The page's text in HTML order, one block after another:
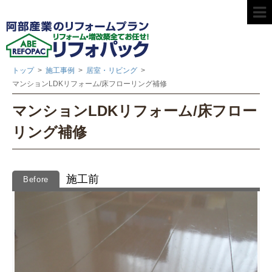
トップ> 施工事例 > 居室・リビング >
マンションLDKリフォーム/床フローリング補修
マンションLDKリフォーム/床フロー
リング補修
施工前